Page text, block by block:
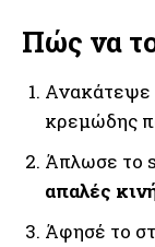
Πώς να
Ανακάτεψε
κρεμώδης
Άπλωσε το
απαλές
Άφησέ το